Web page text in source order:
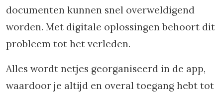
documenten kunnen snel overweldigend
worden. Met digitale oplossingen behoort dit
probleem tot het verleden.
Alles wordt netjes georganiseerd in de app,
waardoor je altijd en overal toegang hebt tot